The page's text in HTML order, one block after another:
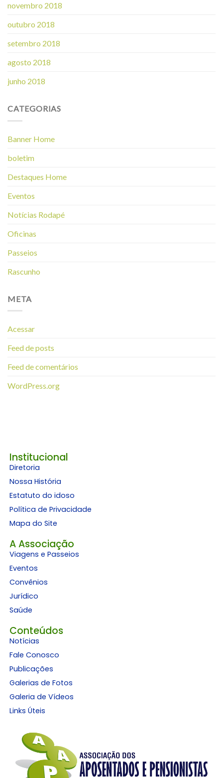
novembro 2018
outubro 2018
setembro 2018
agosto 2018
junho 2018
CATEGORIAS
Banner Home
boletim
Destaques Home
Eventos
Notícias Rodapé
Oficinas
Passeios
Rascunho
META
Acessar
Feed de posts
Feed de comentários
WordPress.org
Institucional
Diretoria
Nossa História
Estatuto do idoso
Política de Privacidade
Mapa do Site
A Associação
Viagens e Passeios
Eventos
Convênios
Jurídico
Saúde
Conteúdos
Notícias
Fale Conosco
Publicações
Galerias de Fotos
Galeria de Vídeos
Links Úteis